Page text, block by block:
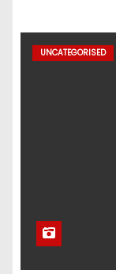
UNCATEGORISED